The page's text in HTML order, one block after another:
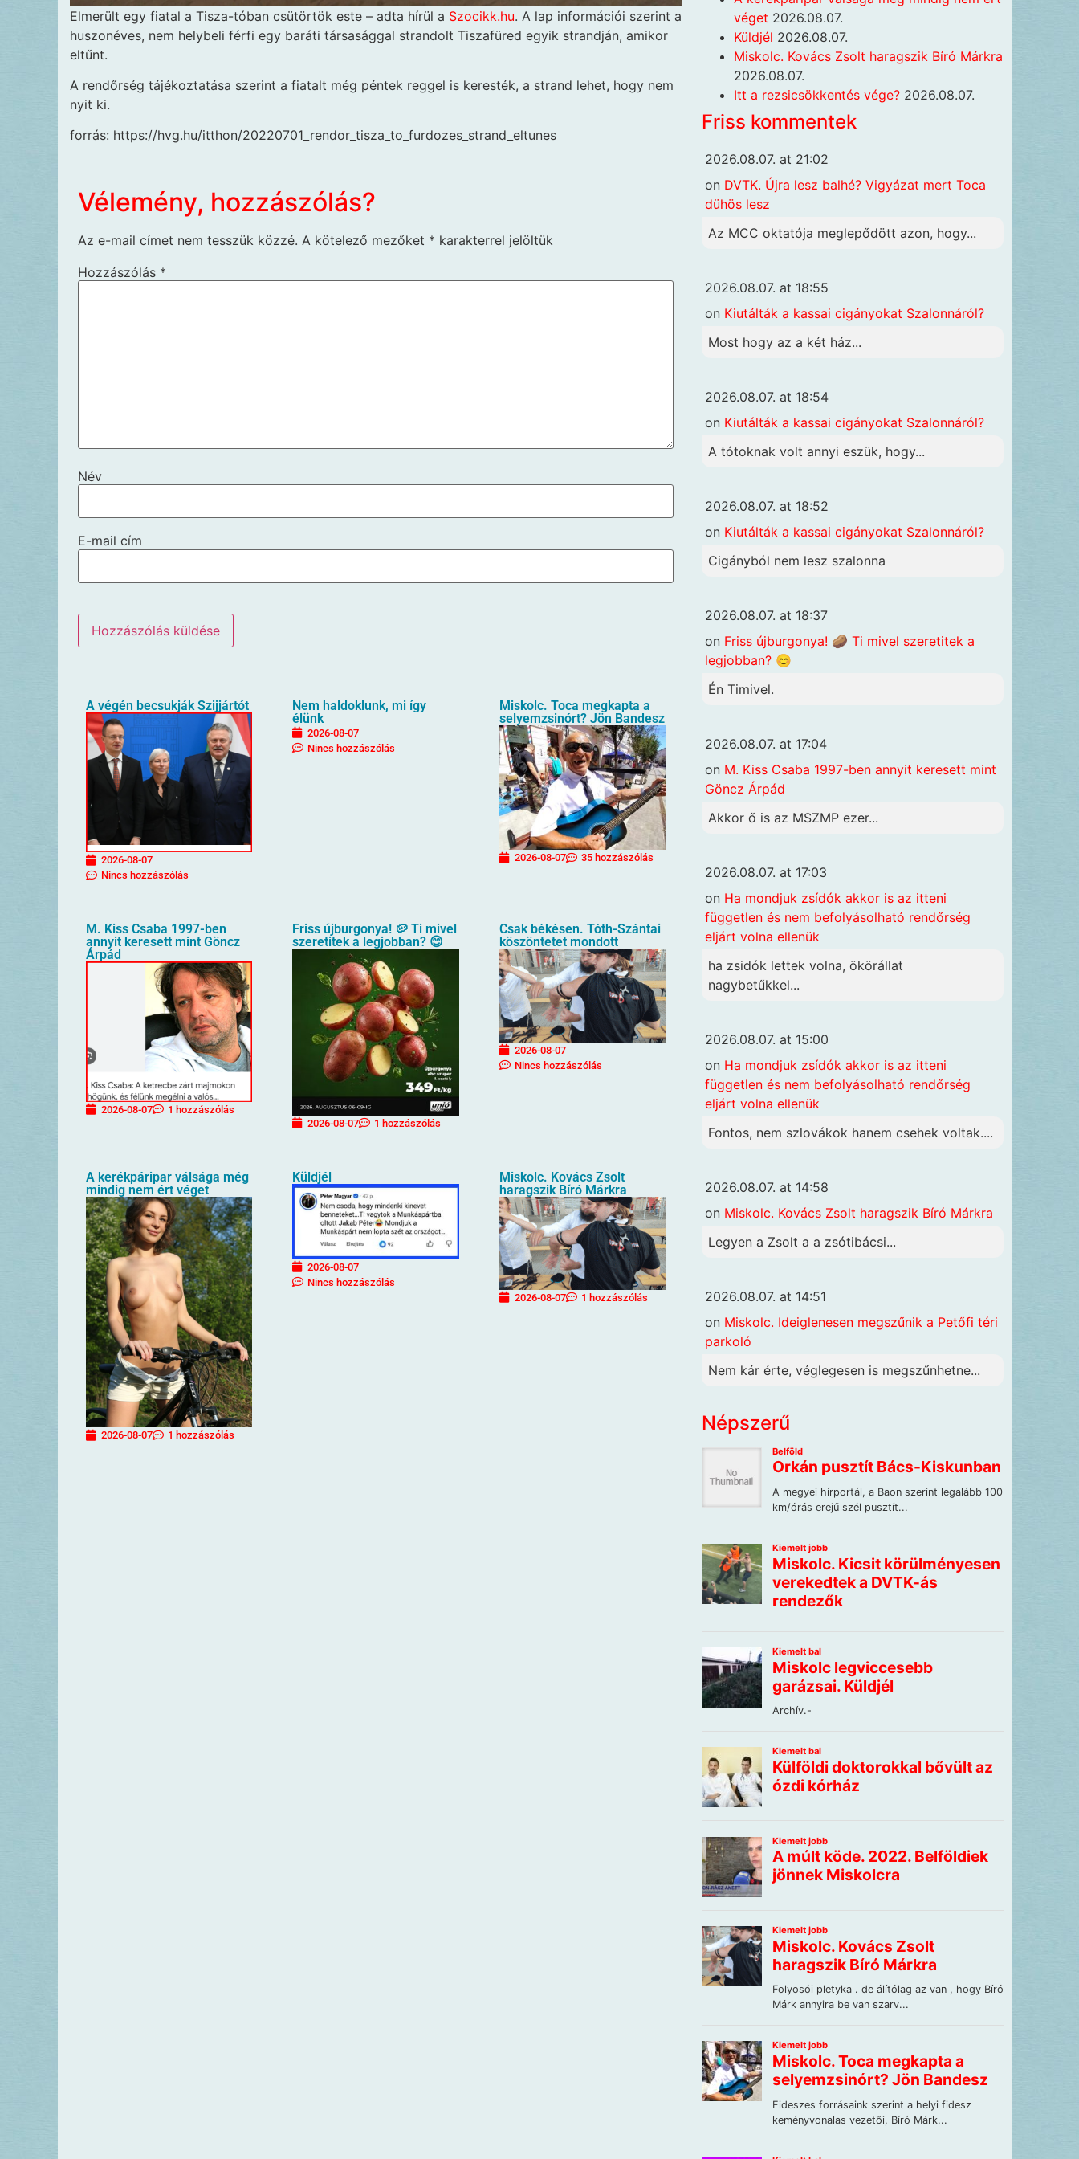
Elmerült egy fiatal a Tisza-tóban csütörtök este – adta hírül a Szocikk.hu. A lap információi szerint a
huszonéves, nem helybeli férfi egy baráti társasággal strandolt Tiszafüred egyik strandján, amikor
eltűnt.
A rendőrség tájékoztatása szerint a fiatalt még péntek reggel is keresték, a strand lehet, hogy nem
nyit ki.
forrás: https://hvg.hu/itthon/20220701_rendor_tisza_to_furdozes_strand_eltunes
Vélemény, hozzászólás?
Az e-mail címet nem tesszük közzé. A kötelező mezőket * karakterrel jelöltük
Hozzászólás *
Név
E-mail cím
A végén becsukják Szijjártót
2026-08-07
Nincs hozzászólás
Nem haldoklunk, mi így
élünk
2026-08-07
Nincs hozzászólás
Miskolc. Toca megkapta a
selyemzsinórt? Jön Bandesz
2026-08-07 35 hozzászólás
M. Kiss Csaba 1997-ben
annyit keresett mint Göncz
Árpád
2026-08-07 1 hozzászólás
Friss újburgonya! 🥔 Ti mivel
szeretitek a legjobban? 😊
2026-08-07 1 hozzászólás
Csak békésen. Tóth-Szántai
köszöntetet mondott
2026-08-07
Nincs hozzászólás
A kerékpáripar válsága még
mindig nem ért véget
2026-08-07 1 hozzászólás
Küldjél
2026-08-07
Nincs hozzászólás
Miskolc. Kovács Zsolt
haragszik Bíró Márkra
2026-08-07 1 hozzászólás
véget 2026.08.07.
Küldjél 2026.08.07.
Miskolc. Kovács Zsolt haragszik Bíró Márkra
2026.08.07.
Itt a rezsicsökkentés vége? 2026.08.07.
Friss kommentek
2026.08.07. at 21:02
on DVTK. Újra lesz balhé? Vigyázat mert Toca
dühös lesz
Az MCC oktatója meglepődött azon, hogy...
2026.08.07. at 18:55
on Kiutálták a kassai cigányokat Szalonnáról?
Most hogy az a két ház...
2026.08.07. at 18:54
on Kiutálták a kassai cigányokat Szalonnáról?
A tótoknak volt annyi eszük, hogy...
2026.08.07. at 18:52
on Kiutálták a kassai cigányokat Szalonnáról?
Cigányból nem lesz szalonna
2026.08.07. at 18:37
on Friss újburgonya! 🥔 Ti mivel szeretitek a
legjobban? 😊
Én Timivel.
2026.08.07. at 17:04
on M. Kiss Csaba 1997-ben annyit keresett mint
Göncz Árpád
Akkor ő is az MSZMP ezer...
2026.08.07. at 17:03
on Ha mondjuk zsídók akkor is az itteni
független és nem befolyásolható rendőrség
eljárt volna ellenük
ha zsidók lettek volna, ökörállat
nagybetűkkel...
2026.08.07. at 15:00
on Ha mondjuk zsídók akkor is az itteni
független és nem befolyásolható rendőrség
eljárt volna ellenük
Fontos, nem szlovákok hanem csehek voltak....
2026.08.07. at 14:58
on Miskolc. Kovács Zsolt haragszik Bíró Márkra
Legyen a Zsolt a a zsótibácsi...
2026.08.07. at 14:51
on Miskolc. Ideiglenesen megszűnik a Petőfi téri
parkoló
Nem kár érte, véglegesen is megszűnhetne...
Népszerű